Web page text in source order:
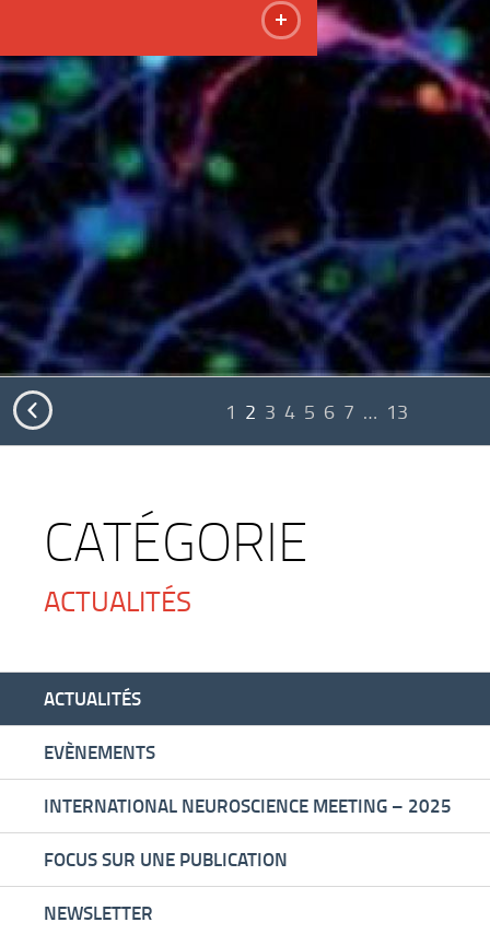
 1 2 3 4 5 6 7 … 13
CATÉGORIE
ACTUALITÉS
ACTUALITÉS
EVÈNEMENTS
INTERNATIONAL NEUROSCIENCE MEETING – 2025
FOCUS SUR UNE PUBLICATION
NEWSLETTER